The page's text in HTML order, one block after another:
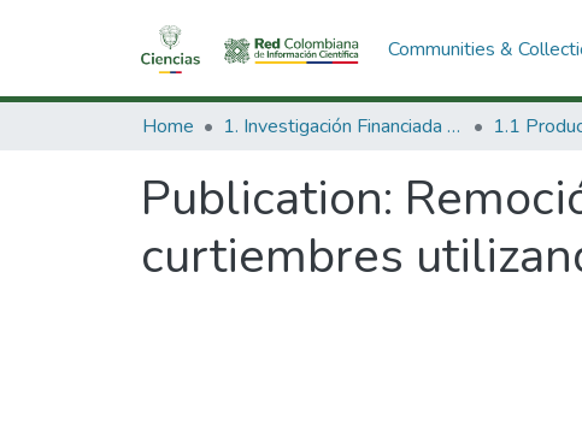
Communities &
Home 1. Investigación Financiada con Recursos Públicos
Publication:
curtiembres